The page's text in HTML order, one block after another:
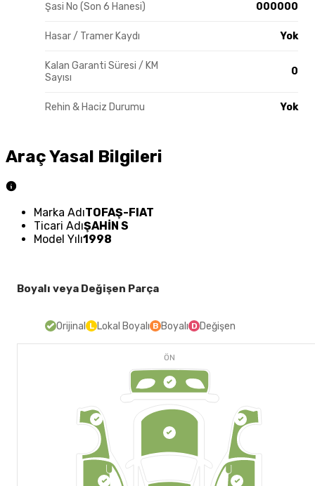
Şasi No (Son 6 Hanesi) 000000
Hasar / Tramer Kaydı Yok
Kalan Garanti Süresi / KM
Sayısı
0
Rehin & Haciz Durumu Yok
Araç Yasal Bilgileri
Marka AdıTOFAŞ-FIAT
Ticari AdıŞAHİN S
Model Yılı1998
Boyalı veya Değişen Parça
Orijinal L Lokal Boyalı B Boyalı D Değişen
ÖN